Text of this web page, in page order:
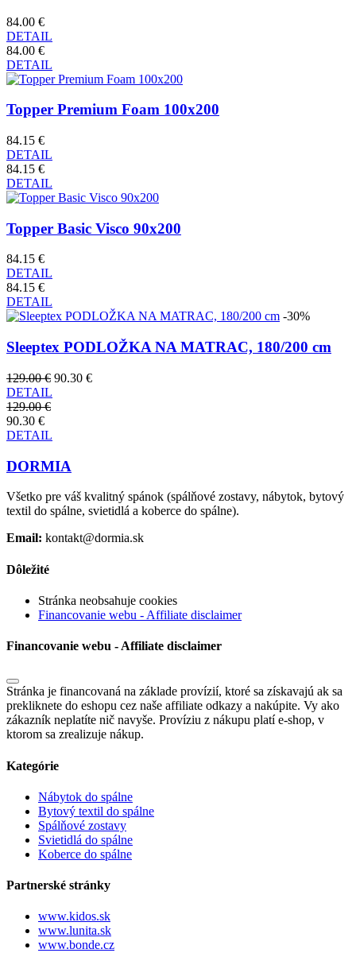
84.00 €
DETAIL
84.00 €
DETAIL
Topper Premium Foam 100x200
84.15 €
DETAIL
84.15 €
DETAIL
Topper Basic Visco 90x200
84.15 €
DETAIL
84.15 €
DETAIL
-30%
Sleeptex PODLOŽKA NA MATRAC, 180/200 cm
129.00 € 90.30 €
DETAIL
129.00 €
90.30 €
DETAIL
DORMIA
Všetko pre váš kvalitný spánok (spálňové zostavy, nábytok, bytový
textil do spálne, svietidlá a koberce do spálne).
Email: kontakt@dormia.sk
Dôležité
Stránka neobsahuje cookies
Financovanie webu - Affiliate disclaimer
Financovanie webu - Affiliate disclaimer
Stránka je financovaná na základe provízií, ktoré sa získavajú ak sa
prekliknete do eshopu cez naše affiliate odkazy a nakúpite. Vy ako
zákazník neplatíte nič navyše. Províziu z nákupu platí e-shop, v
ktorom sa zrealizuje nákup.
Kategórie
Nábytok do spálne
Bytový textil do spálne
Spálňové zostavy
Svietidlá do spálne
Koberce do spálne
Partnerské stránky
www.kidos.sk
www.lunita.sk
www.bonde.cz